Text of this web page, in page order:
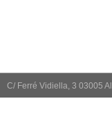
C/ Ferré Vidiella, 3 03005